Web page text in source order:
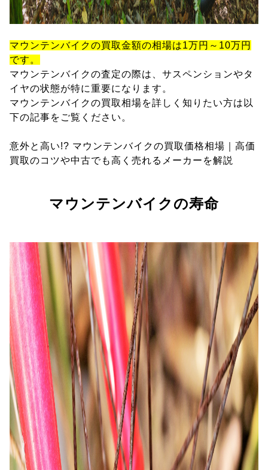
マウンテンバイクの買取金額の相場は1万円～10万円
です。
マウンテンバイクの査定の際は、サスペンションやタ
イヤの状態が特に重要になります。
マウンテンバイクの買取相場を詳しく知りたい方は以
下の記事をご覧ください。
意外と高い!? マウンテンバイクの買取価格相場｜高価
買取のコツや中古でも高く売れるメーカーを解説
マウンテンバイクの寿命